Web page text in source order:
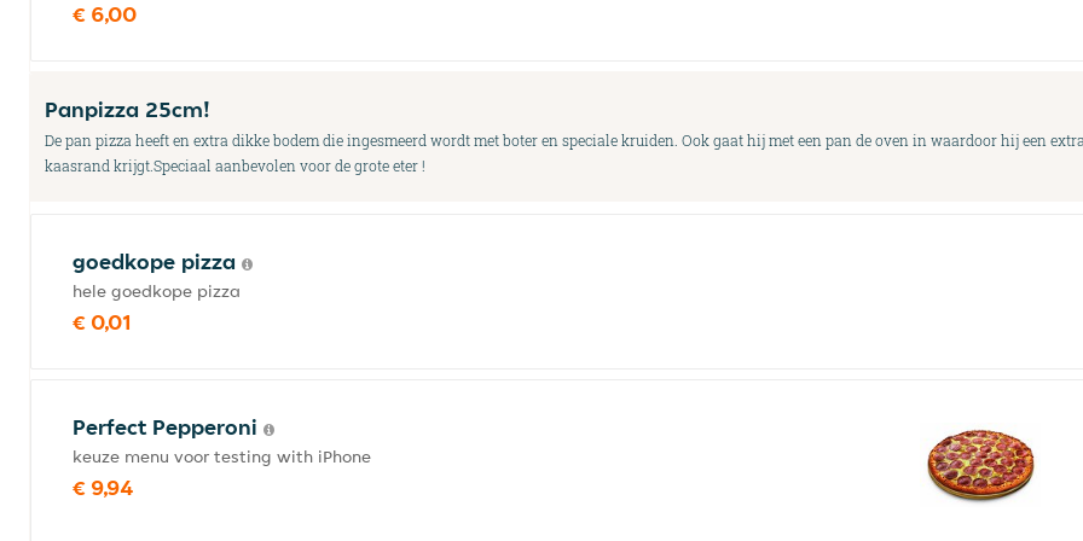
€ 6,00
Panpizza 25cm!
De pan pizza heeft en extra dikke bodem die ingesmeerd wordt met boter en speciale kruiden. Ook gaat hij met een pan de oven in waardoor hij een
kaasrand krijgt.Speciaal aanbevolen voor de grote eter !
goedkope pizza
hele goedkope pizza
€ 0,01
Perfect Pepperoni
keuze menu voor testing with iPhone
€ 9,94